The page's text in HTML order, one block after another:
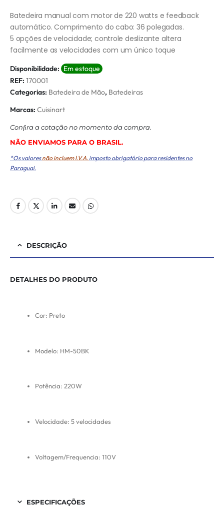
Batedeira manual com motor de 220 watts e feedback
automático. Comprimento do cabo: 36 polegadas.
5 opções de velocidade; controle deslizante altera
facilmente as velocidades com um único toque
Disponibilidade: Em estoque
REF: 170001
Categorias: Batedeira de Mão, Batedeiras
Marcas: Cuisinart
Conﬁra a cotação no momento da compra.
NÃO ENVIAMOS PARA O BRASIL.
*Os valoresnão incluem I.V.A. imposto obrigatório para residentes no
Paraguai.
DESCRIÇÃO
DETALHES DO PRODUTO
Cor: Preto
Modelo: HM-50BK
Potência: 220W
Velocidade: 5 velocidades
Voltagem/Frequencia: 110V
ESPECIFICAÇÕES